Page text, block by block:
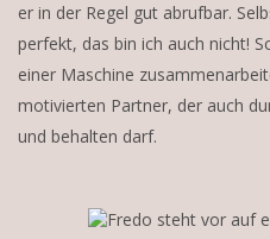
er in der Regel gut abrufbar.
perfekt, das bin ich auch nicht!
einer Maschine
motivierten Partner, der auch
und behalten darf.